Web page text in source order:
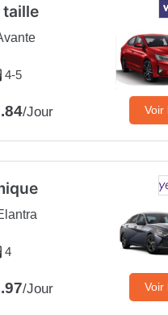
taille
4-5
/Jour Voir
4
/Jour Voir